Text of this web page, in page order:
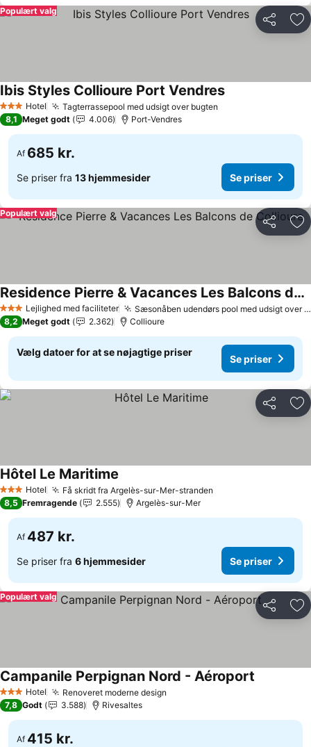
Del
Populært valg
3 StjernerHotel Tagterrassepool med udsigt over bugten
Ibis Styles Collioure Port VendresSe priser
8,1 Meget godt 4.006 Port-Vendres
Af 685 kr.
Se priser fra 13 hjemmesider Se priser
Del
Populært valg
3 StjernerLejlighed med faciliteter Sæsonåben udendørs pool med udsigt over bugten
Residence Pierre & Vacances Les Balcons de Collioure
Se priser
8,2 Meget godt 2.362 Collioure
Vælg datoer for at se nøjagtige priser
Se priser
Del
3 StjernerHotel Få skridt fra Argelès-sur-Mer-stranden
Hôtel Le Maritime
8,5 Fremragende 2.555 Argelès-sur-Mer
Af 487 kr.
Se priser fra 6 hjemmesider Se priser
Del
Populært valg
3 StjernerHotel Renoveret moderne design
Campanile Perpignan Nord - Aéroport
7,8 Godt 3.588 Rivesaltes
Af 415 kr.